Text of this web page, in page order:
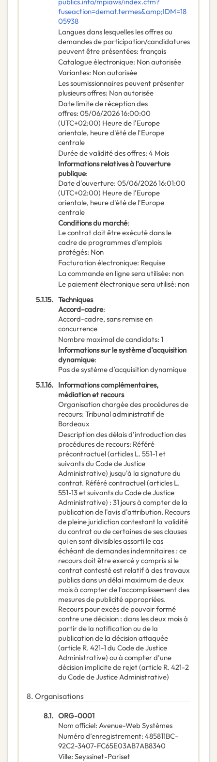
fuseaction=demat.termes&amp;IDM=18
05938
Langues dans lesquelles les offres ou
demandes de participation/candidatures
peuvent être présentées: français
Catalogue électronique: Non autorisée
Variantes: Non autorisée
Les soumissionnaires peuvent présenter
plusieurs offres: Non autorisée
Date limite de réception des
offres: 05/06/202616:00:00
(UTC+02:00) Heure de l'Europe
orientale, heure d'été de l'Europe
centrale
Durée de validité des offres: 4 Mois
Informations relatives à l’ouverture
publique:
Date d'ouverture: 05/06/202616:01:00
(UTC+02:00) Heure de l'Europe
orientale, heure d'été de l'Europe
centrale
Conditions du marché:
Le contrat doit être exécuté dans le
cadre de programmes d’emplois
protégés: Non
Facturation électronique: Requise
La commande en ligne sera utilisée: non
Le paiement électronique sera utilisé: non
5.1.15. Techniques
Accord-cadre:
Accord-cadre, sans remise en
concurrence
Nombre maximal de candidats: 1
Informations sur le système d’acquisition
dynamique:
Pas de système d’acquisition dynamique
5.1.16. Informations complémentaires,
médiation et recours
Organisation chargée des procédures de
recours: Tribunal administratif de
Bordeaux
Description des délais d'introduction des
procédures de recours: Référé
précontractuel (articles L. 551-1 et
suivants du Code de Justice
Administrative) jusqu'à la signature du
contrat. Référé contractuel (articles L.
551-13 et suivants du Code de Justice
Administrative) : 31 jours à compter de la
publication de l'avis d'attribution. Recours
de pleine juridiction contestant la validité
du contrat ou de certaines de ses clauses
qui en sont divisibles assorti le cas
échéant de demandes indemnitaires : ce
recours doit être exercé y compris si le
contrat contesté est relatif à des travaux
publics dans un délai maximum de deux
mois à compter de l'accomplissement des
mesures de publicité appropriées.
Recours pour excès de pouvoir formé
contre une décision : dans les deux mois à
partir de la notification ou de la
publication de la décision attaquée
(article R. 421-1 du Code de Justice
Administrative) ou à compter d'une
décision implicite de rejet (article R. 421-2
du Code de Justice Administrative)
8. Organisations
8.1. ORG-0001
Nom officiel: Avenue-Web Systèmes
Numéro d’enregistrement: 485811BC-
92C2-3407-FC65E03AB7AB8340
Ville: Seyssinet-Pariset